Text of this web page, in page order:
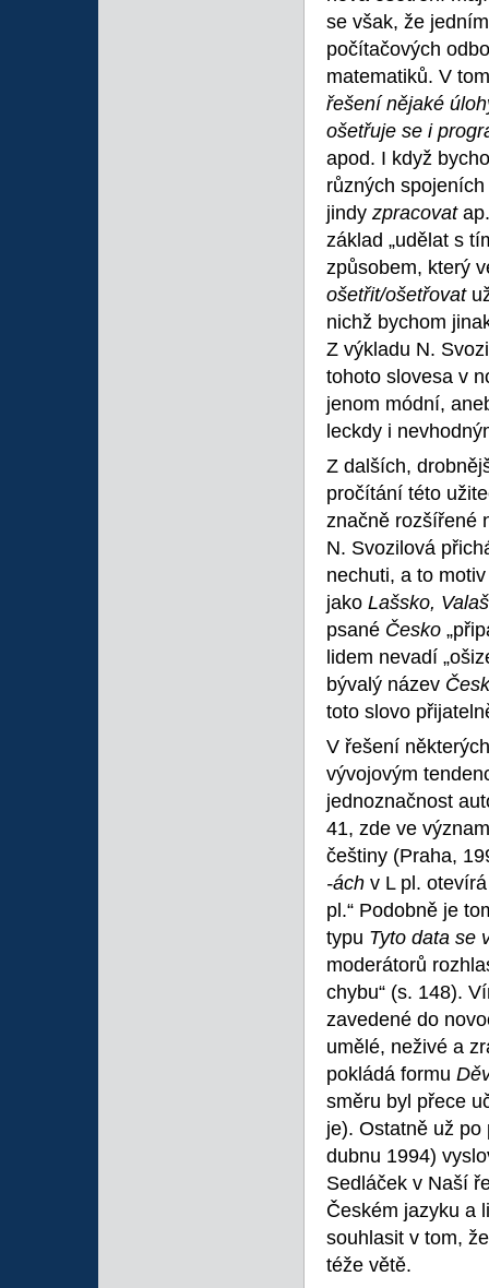
se však, že
počítačových
matematiků. V
řešení nějaké
ošetřuje se i
apod. I když
různých
jindy zpracovat
základ „udělat s
způsobem, který
ošetřit/ošetřovat
nichž bychom
Z výkladu N.
tohoto slovesa v
jenom módní,
leckdy i
Z dalších,
pročítání této
značně rozšířené
N. Svozilová
nechuti, a to
jako Lašsko,
psané Česko
lidem nevadí
bývalý název
toto slovo
V řešení
vývojovým
jednoznačnost
41, zde ve
češtiny (Praha,
-ách v L pl.
pl.“ Podobně je
typu Tyto data se
moderátorů
chybu“ (s. 148).
zavedené do
umělé, neživé a
pokládá formu
směru byl přece
je). Ostatně už
dubnu 1994)
Sedláček v Naší
Českém jazyku a
souhlasit v tom,
téže větě.